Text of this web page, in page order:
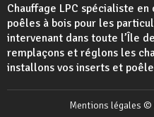
Chauffage LPC spécialiste
poêles à bois pour les
intervenant dans toute l’Île
remplaçons et réglons les
installons vos inserts et
Mentions légales ©